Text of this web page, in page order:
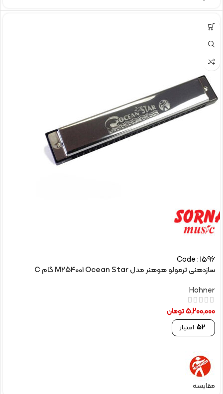
Code : 1596
سازدهنی ترمولو هوهنر مدل M254001 Ocean Star گام C
Hohner
5,200,000تومان
52 امتیاز
مقایسه